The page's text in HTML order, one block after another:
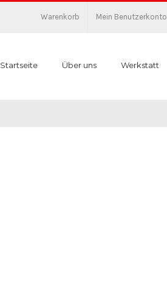
Warenkorb Mein Benutzerkonto
Startseite Über uns Werkstatt